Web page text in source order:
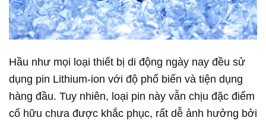
Hầu như mọi loại thiết bị di động ngày nay đều sử
dụng pin Lithium-ion với độ phổ biến và tiện dụng
hàng đầu. Tuy nhiên, loại pin này vẫn chịu đặc điểm
cố hữu chưa được khắc phục, rất dễ ảnh hưởng bởi